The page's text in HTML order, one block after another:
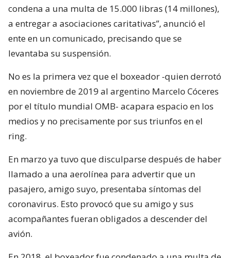
condena a una multa de 15.000 libras (14 millones),
a entregar a asociaciones caritativas”, anunció el
ente en un comunicado, precisando que se
levantaba su suspensión.
No es la primera vez que el boxeador -quien derrotó
en noviembre de 2019 al argentino Marcelo Cóceres
por el título mundial OMB- acapara espacio en los
medios y no precisamente por sus triunfos en el
ring.
En marzo ya tuvo que disculparse después de haber
llamado a una aerolínea para advertir que un
pasajero, amigo suyo, presentaba síntomas del
coronavirus. Esto provocó que su amigo y sus
acompañantes fueran obligados a descender del
avión.